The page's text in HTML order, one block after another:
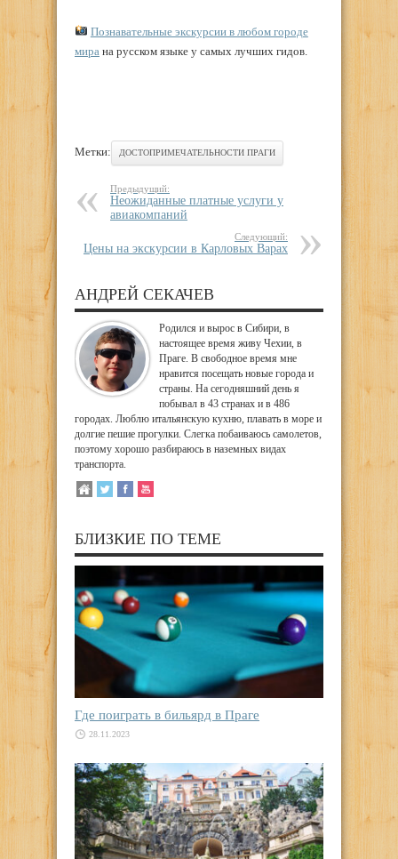
Познавательные экскурсии в любом городе
мира на русском языке у самых лучших гидов.
Метки: ДОСТОПРИМЕЧАТЕЛЬНОСТИ ПРАГИ
Предыдущий:
Неожиданные платные услуги у
авиакомпаний
Следующий:
Цены на экскурсии в Карловых Варах
АНДРЕЙ СЕКАЧЕВ
Родился и вырос в Сибири, в
настоящее время живу Чехии, в
Праге. В свободное время мне
нравится посещать новые города и
страны. На сегодняшний день я
побывал в 43 странах и в 486
городах. Люблю итальянскую кухню, плавать в море и
долгие пешие прогулки. Слегка побаиваюсь самолетов,
поэтому хорошо разбираюсь в наземных видах
транспорта.
БЛИЗКИЕ ПО ТЕМЕ
Где поиграть в бильярд в Праге
28.11.2023